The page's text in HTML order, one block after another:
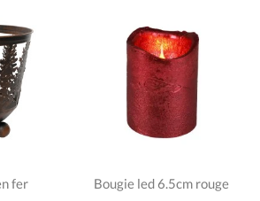
fer Bougie led 6.5cm rouge